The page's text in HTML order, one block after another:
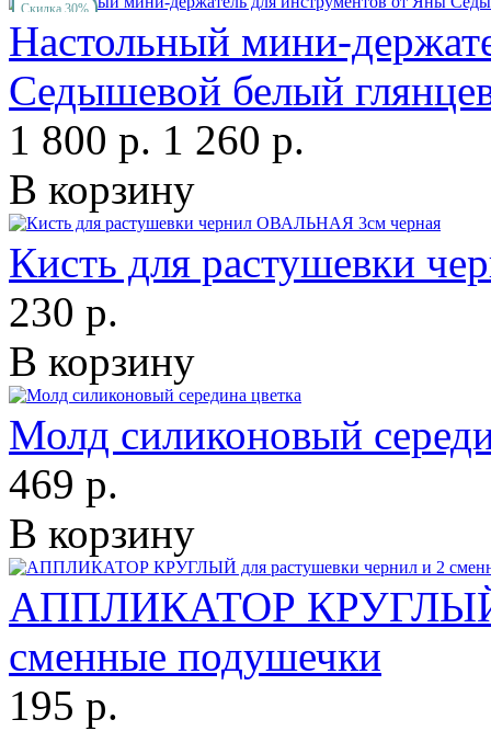
Скидка 30%
Настольный мини-
Седышевой белый
1 800 р. 1 260 р.
В корзину
Кисть для растушевки
230 р.
В корзину
Молд силиконовый
469 р.
В корзину
АППЛИКАТОР КРУГЛЫЙ
сменные подушечки
195 р.